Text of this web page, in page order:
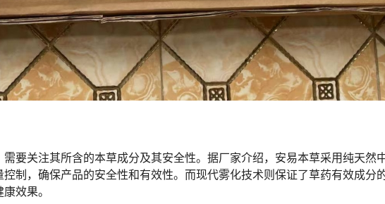
要关注其所含的本草成分及其安全性。据厂家介绍，安易本草采用纯天然
制，确保产品的安全性和有效性。而现代雾化技术则保证了草药有效成分
效果。